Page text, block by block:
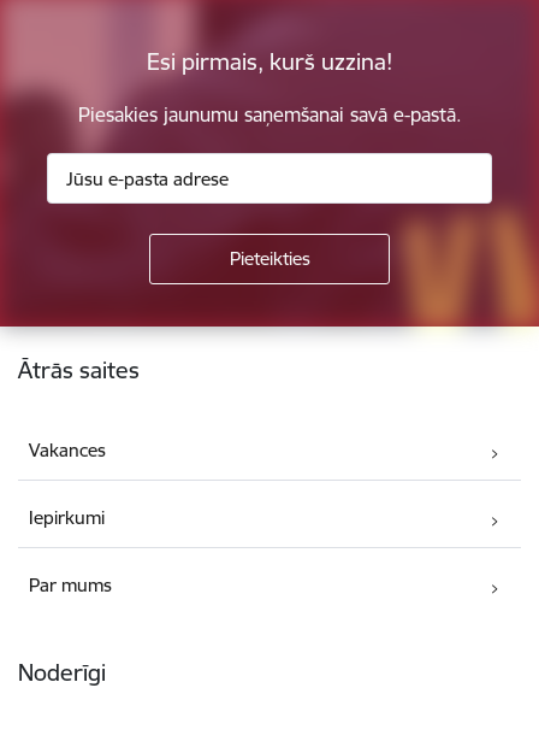
Esi pirmais, kurš uzzina!
Piesakies jaunumu saņemšanai savā e-pastā.
Kājene
Ātrās saites
Vakances
Iepirkumi
Par mums
Noderīgi